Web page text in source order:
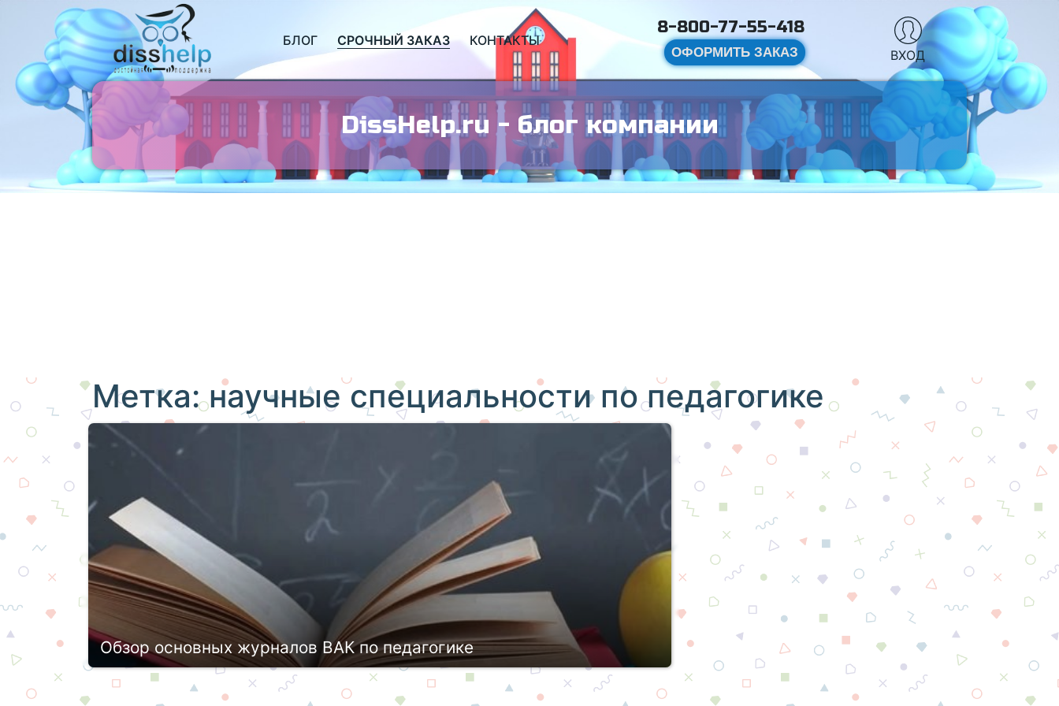
БЛОГ СРОЧНЫЙ ЗАКАЗ КОНТАКТЫ
8-800-77-55-418
ОФОРМИТЬ ЗАКАЗ ВХОД
DissHelp.ru - блог компании
Метка:научные специальности по педагогике
Обзор основных журналов ВАК по педагогике
Педагогика – это не просто образовательная среда и ниша, где воссоздают и